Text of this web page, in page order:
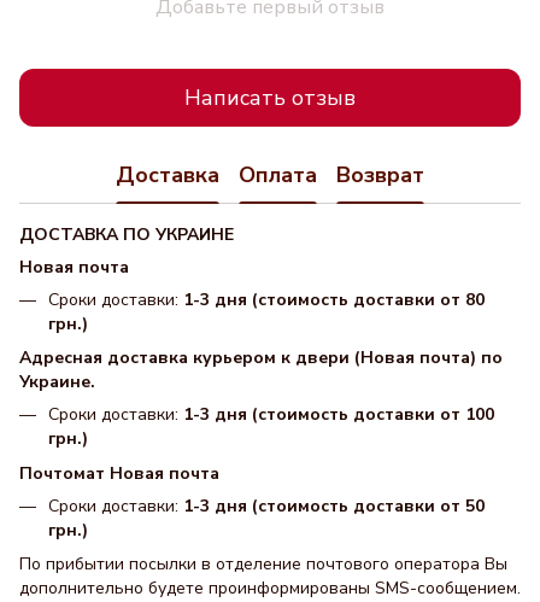
Добавьте первый отзыв
Написать отзыв
Доставка Оплата Возврат
ДОСТАВКА ПО УКРАИНЕ
Новая почта
Сроки доставки: 1-3 дня (стоимость доставки от 80
грн.)
Адресная доставка курьером к двери (Новая почта) по
Украине.
Сроки доставки: 1-3 дня (стоимость доставки от 100
грн.)
Почтомат Новая почта
Сроки доставки: 1-3 дня (стоимость доставки от 50
грн.)
По прибытии посылки в отделение почтового оператора Вы
дополнительно будете проинформированы SMS-сообщением.